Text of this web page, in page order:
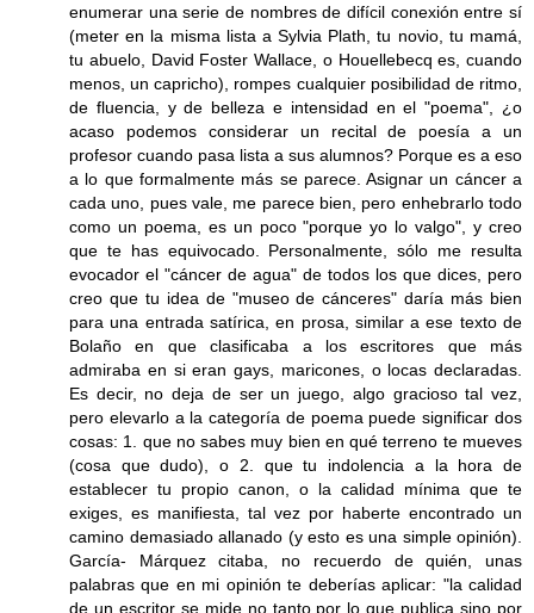
enumerar una serie de nombres de difícil conexión entre sí
(meter en la misma lista a Sylvia Plath, tu novio, tu mamá,
tu abuelo, David Foster Wallace, o Houellebecq es, cuando
menos, un capricho), rompes cualquier posibilidad de ritmo,
de fluencia, y de belleza e intensidad en el "poema", ¿o
acaso podemos considerar un recital de poesía a un
profesor cuando pasa lista a sus alumnos? Porque es a eso
a lo que formalmente más se parece. Asignar un cáncer a
cada uno, pues vale, me parece bien, pero enhebrarlo todo
como un poema, es un poco "porque yo lo valgo", y creo
que te has equivocado. Personalmente, sólo me resulta
evocador el "cáncer de agua" de todos los que dices, pero
creo que tu idea de "museo de cánceres" daría más bien
para una entrada satírica, en prosa, similar a ese texto de
Bolaño en que clasificaba a los escritores que más
admiraba en si eran gays, maricones, o locas declaradas.
Es decir, no deja de ser un juego, algo gracioso tal vez,
pero elevarlo a la categoría de poema puede significar dos
cosas: 1. que no sabes muy bien en qué terreno te mueves
(cosa que dudo), o 2. que tu indolencia a la hora de
establecer tu propio canon, o la calidad mínima que te
exiges, es manifiesta, tal vez por haberte encontrado un
camino demasiado allanado (y esto es una simple opinión).
García- Márquez citaba, no recuerdo de quién, unas
palabras que en mi opinión te deberías aplicar: "la calidad
de un escritor se mide no tanto por lo que publica sino por